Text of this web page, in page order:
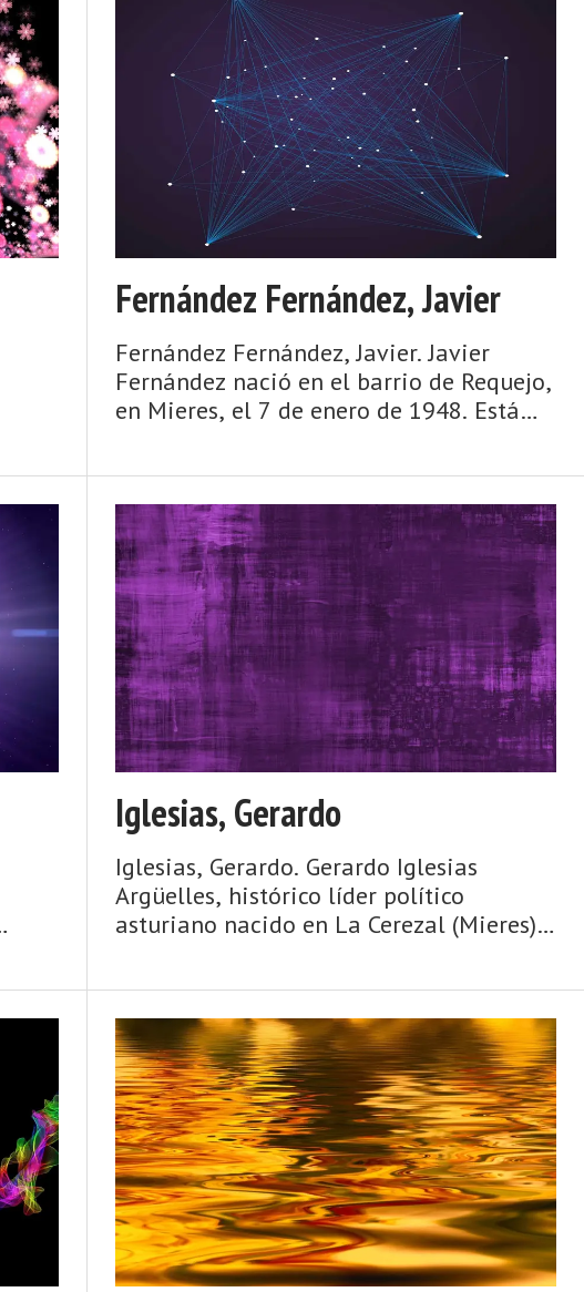
Fernández Fernández, Javier
Fernández Fernández, Javier. Javier
Fernández nació en el barrio de Requejo,
en Mieres, el 7 de enero de 1948. Está
familia marcada por la Guerra Civil. Es
hijo de María Luz Fernández G ...
Iglesias, Gerardo
Iglesias, Gerardo. Gerardo Iglesias
Argüelles, histórico líder político
asturiano nacido en La Cerezal (Mieres)
Comisiones Obreras de Asturias y
secretario general del Partido Comunista
de Ast ...